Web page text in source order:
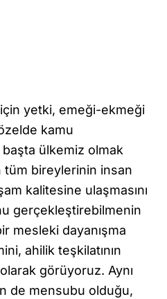
yetki, emeği-ekmeği
kamu
başta ülkemiz olmak
tüm bireylerinin insan
kalitesine ulaşmasını
gerçekleştirebilmenin
mesleki dayanışma
ahilik teşkilatının
görüyoruz. Aynı
de mensubu olduğu,